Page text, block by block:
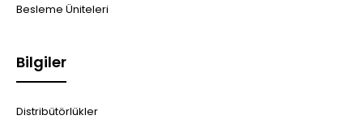
Besleme Üniteleri
Bilgiler
Distribütörlükler